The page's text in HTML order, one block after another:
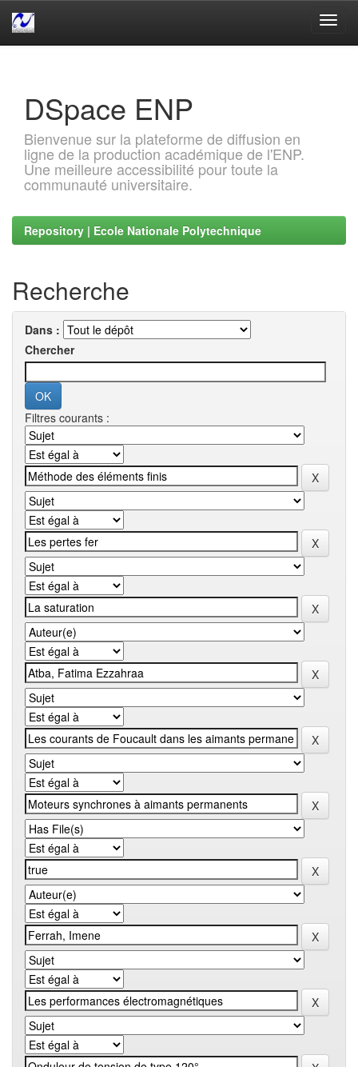
DSpace ENP
Bienvenue sur la plateforme de diffusion en
ligne de la production académique de l'ENP.
Une meilleure accessibilité pour toute la
communauté universitaire.
Repository | Ecole Nationale Polytechnique
Recherche
Dans :
Chercher
Filtres courants :